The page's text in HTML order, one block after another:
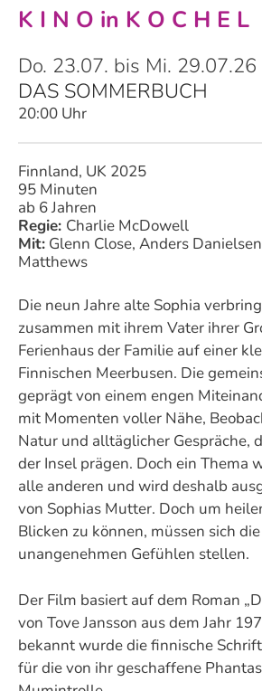
Zum
Inhalt
springen
K I N O in K O C H E L
Do. 23.07. bis Mi. 29.07.26
DAS SOMMERBUCH
20:00 Uhr
Finnland, UK 2025
95 Minuten
ab 6 Jahren
Regie: Charlie McDowell
Mit: Glenn Close, Anders
Matthews
Die neun Jahre alte Sophia
zusammen mit ihrem Vater ihrer
Ferienhaus der Familie auf einer
Finnischen Meerbusen. Die
geprägt von einem engen
mit Momenten voller Nähe,
Natur und alltäglicher Gespräche,
der Insel prägen. Doch ein Thema
alle anderen und wird deshalb
von Sophias Mutter. Doch um
Blicken zu können, müssen sich
unangenehmen Gefühlen stellen.
Der Film basiert auf dem Roman
von Tove Jansson aus dem Jahr
bekannt wurde die finnische
für die von ihr geschaffene